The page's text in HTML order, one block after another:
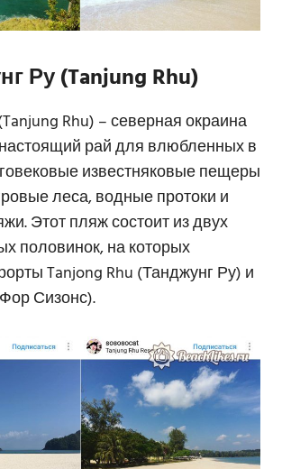
Ру (Tanjung Rhu)
Rhu) – северная окраина
рай для влюбленных в
известняковые пещеры
леса, водные протоки и
Этот пляж состоит из двух
половинок, на которых
Tanjong Rhu (Танджунг Ру) и
Сизонс).